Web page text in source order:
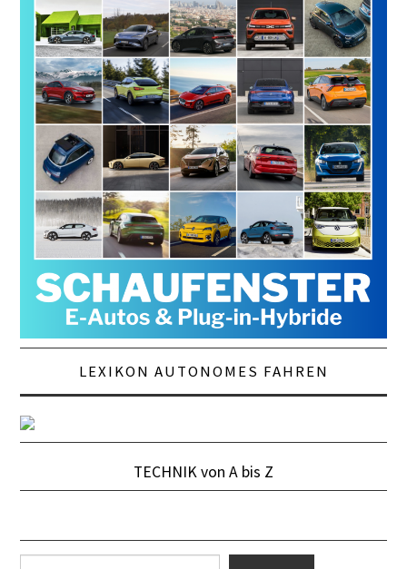
LEXIKON AUTONOMES FAHREN
TECHNIK von A bis Z